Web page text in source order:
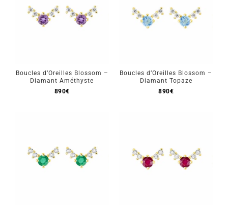
Boucles d’Oreilles Blossom –
Diamant Améthyste
890€
Boucles d’Oreilles Blossom –
Diamant Topaze
890€